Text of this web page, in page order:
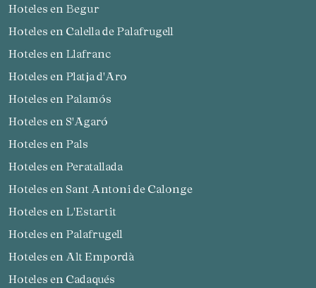
Hoteles en Begur
Hoteles en Calella de Palafrugell
Hoteles en Llafranc
Hoteles en Platja d'Aro
Hoteles en Palamós
Hoteles en S'Agaró
Hoteles en Pals
Hoteles en Peratallada
Hoteles en Sant Antoni de Calonge
Hoteles en L'Estartit
Hoteles en Palafrugell
Hoteles en Alt Empordà
Hoteles en Cadaqués